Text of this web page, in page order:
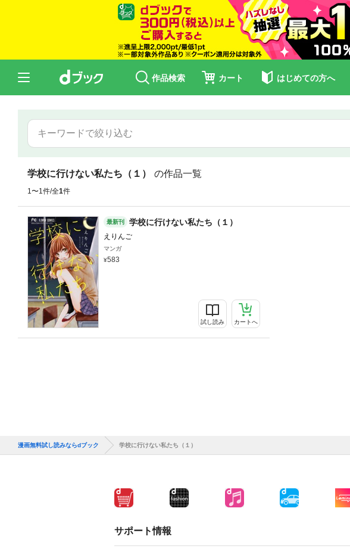
作品検索 カート はじめての方へ
学校に行けない私たち（１） の作品一覧
1〜1件/全1件
最新刊 学校に行けない私たち（１）
えりんご
マンガ
583
試し読み カートへ
漫画無料試し読みならdブック 学校に行けない私たち（１）
サポート情報